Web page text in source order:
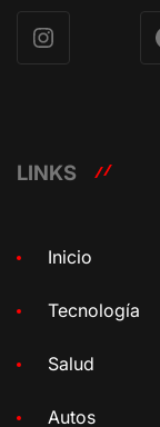
Instagram
LINKS
Inicio
Tecnología
Salud
Autos